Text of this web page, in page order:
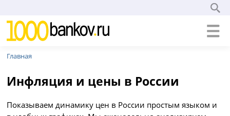
Главная
Инфляция и цены в России
Показываем динамику цен в России простым языком и